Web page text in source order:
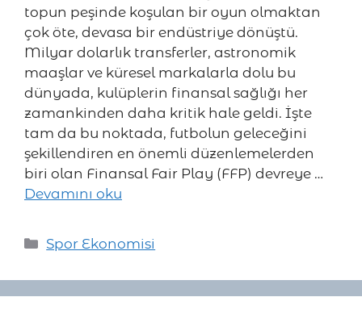
topun peşinde koşulan bir oyun olmaktan
çok öte, devasa bir endüstriye dönüştü.
Milyar dolarlık transferler, astronomik
maaşlar ve küresel markalarla dolu bu
dünyada, kulüplerin finansal sağlığı her
zamankinden daha kritik hale geldi. İşte
tam da bu noktada, futbolun geleceğini
şekillendiren en önemli düzenlemelerden
biri olan Finansal Fair Play (FFP) devreye …
Devamını oku
Kategoriler
Spor Ekonomisi